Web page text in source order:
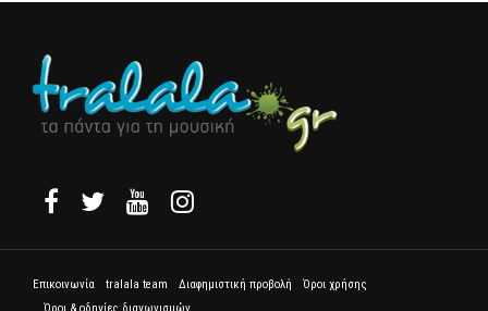
Επικοινωνία tralala team Διαφημιστική προβολή
Όροι χρήσης